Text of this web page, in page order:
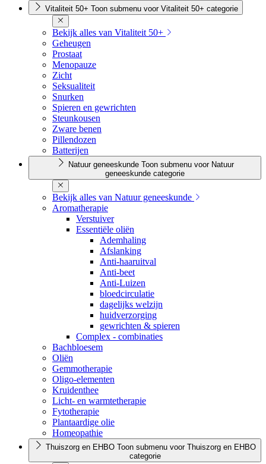
Vitaliteit 50+ Toon submenu voor Vitaliteit 50+ categorie
Bekijk alles van Vitaliteit 50+
Geheugen
Prostaat
Menopauze
Zicht
Seksualiteit
Snurken
Spieren en gewrichten
Steunkousen
Zware benen
Pillendozen
Batterijen
Natuur geneeskunde Toon submenu voor Natuur
geneeskunde categorie
Bekijk alles van Natuur geneeskunde
Aromatherapie
Verstuiver
Essentiële oliën
Ademhaling
Afslanking
Anti-haaruitval
Anti-beet
Anti-Luizen
bloedcirculatie
dagelijks welzijn
huidverzorging
gewrichten & spieren
Complex - combinaties
Bachbloesem
Oliën
Gemmotherapie
Oligo-elementen
Kruidenthee
Licht- en warmtetherapie
Fytotherapie
Plantaardige olie
Homeopathie
Thuiszorg en EHBO Toon submenu voor Thuiszorg en EHBO
categorie